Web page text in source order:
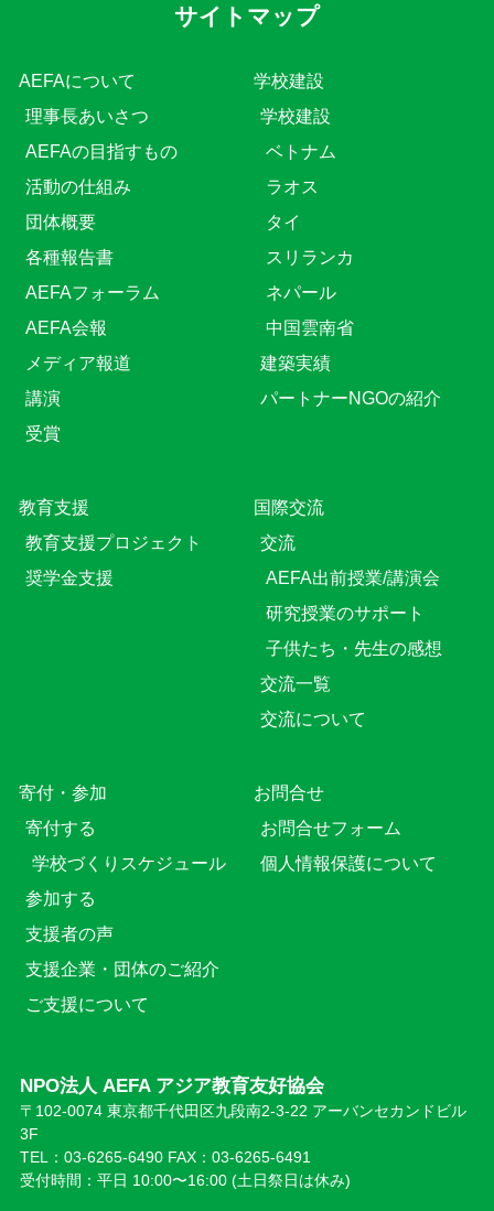
サイトマップ
AEFAについて
理事長あいさつ
AEFAの目指すもの
活動の仕組み
団体概要
各種報告書
AEFAフォーラム
AEFA会報
メディア報道
講演
受賞
学校建設
学校建設
ベトナム
ラオス
タイ
スリランカ
ネパール
中国雲南省
建築実績
パートナーNGOの紹介
教育⽀援
教育⽀援プロジェクト
奨学金支援
国際交流
交流
AEFA出前授業/講演会
研究授業のサポート
子供たち・先生の感想
交流一覧
交流について
寄付・参加
寄付する
学校づくりスケジュール
参加する
支援者の声
支援企業・団体のご紹介
ご支援について
お問合せ
お問合せフォーム
個人情報保護について
NPO法人 AEFA アジア教育友好協会
〒102-0074 東京都千代田区九段南2-3-22 アーバンセカンドビル
3F
TEL：03-6265-6490 FAX：03-6265-6491
受付時間：平日 10:00〜16:00 (⼟日祭日は休み)